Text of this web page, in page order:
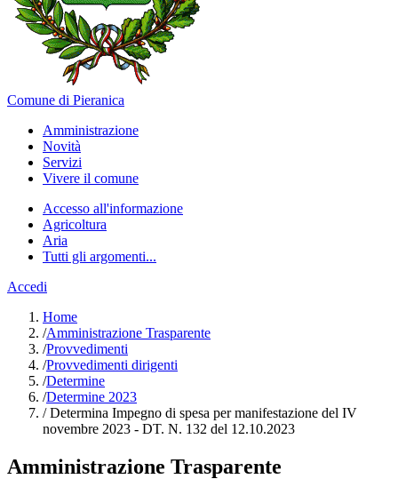
Comune di Pieranica
Amministrazione
Novità
Servizi
Vivere il comune
Accesso all'informazione
Agricoltura
Aria
Tutti gli argomenti...
Accedi
Home
/Amministrazione Trasparente
/Provvedimenti
/Provvedimenti dirigenti
/Determine
/Determine 2023
/Determina Impegno di spesa per manifestazione del IV
novembre 2023 - DT. N. 132 del 12.10.2023
Amministrazione Trasparente